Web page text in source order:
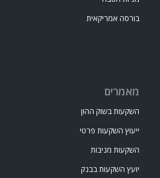
בורסה אמריקאית
מאמרים
השקעות בשוק ההון
ייעוץ השקעות פרטי
השקעות מניבות
יועץ השקעות בבנק